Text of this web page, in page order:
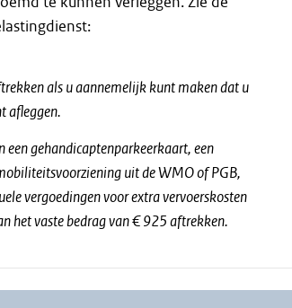
als u aannemelijk kunt maken dat u
afleggen.
gehandicaptenparkeerkaart, een
uit de WMO of PGB,
vergoedingen voor extra vervoerskosten
het vaste bedrag van € 925 aftrekken.